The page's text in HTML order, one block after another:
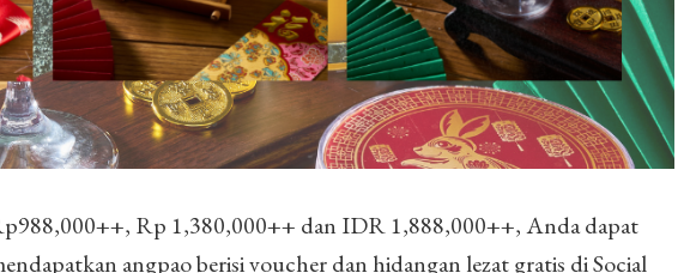
Rp 1,380,000++ dan IDR 1,888,000++, Anda dapat
angpao berisi voucher dan hidangan lezat gratis di Social